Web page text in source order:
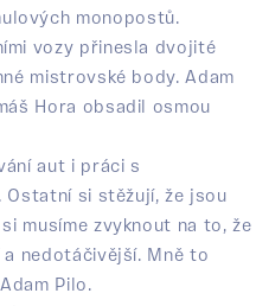
monopostů.
vozy přinesla dvojité
mistrovské body. Adam
Hora obsadil osmou
aut i práci s
Ostatní si stěžují, že jsou
musíme zvyknout na to, že
nedotáčivější. Mně to
Pilo.